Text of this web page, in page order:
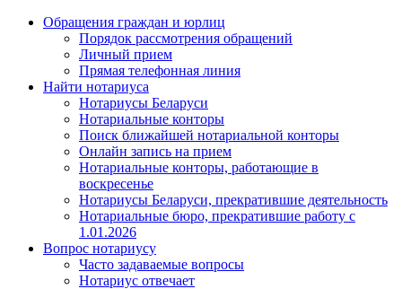
Обращения граждан и юрлиц
Порядок рассмотрения обращений
Личный прием
Прямая телефонная линия
Найти нотариуса
Нотариусы Беларуси
Нотариальные конторы
Поиск ближайшей нотариальной конторы
Онлайн запись на прием
Нотариальные конторы, работающие в
воскресенье
Нотариусы Беларуси, прекратившие деятельность
Нотариальные бюро, прекратившие работу с
1.01.2026
Вопрос нотариусу
Часто задаваемые вопросы
Нотариус отвечает